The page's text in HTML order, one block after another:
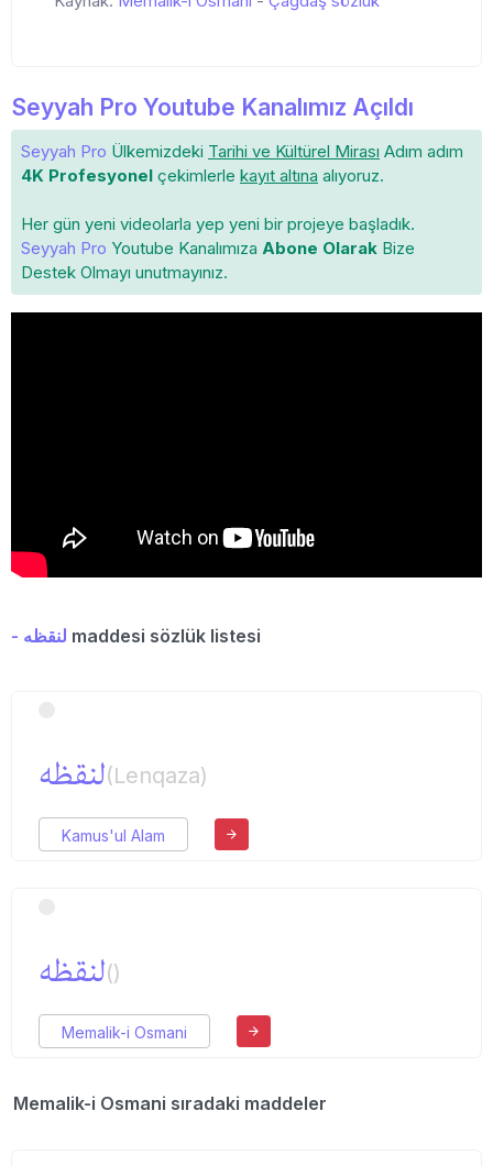
Seyyah Pro Youtube Kanalımız Açıldı
Seyyah Pro Ülkemizdeki Tarihi ve Kültürel Mirası Adım adım
4K Profesyonel çekimlerle kayıt altına alıyoruz.
Her gün yeni videolarla yep yeni bir projeye başladık.
Seyyah Pro Youtube Kanalımıza Abone Olarak Bize
Destek Olmayı unutmayınız.
- لنقظه maddesi sözlük listesi
لنقظه(Lenqaza)
Kamus'ul Alam
لنقظه()
Memalik-i Osmani
Memalik-i Osmani sıradaki maddeler